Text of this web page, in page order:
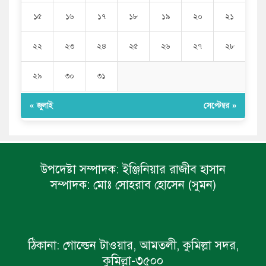
১৫ ১৬ ১৭ ১৮ ১৯ ২০ ২১
২২ ২৩ ২৪ ২৫ ২৬ ২৭ ২৮
২৯ ৩০ ৩১
« জুলাই সেপ্টেম্বর »
উপদেষ্টা সম্পাদক: ইঞ্জিনিয়ার রাজীব হাসান
সম্পাদক: মোঃ সোহরাব হোসেন (সুমন)
ঠিকানা: গোল্ডেন টাওয়ার, আমতলী, কুমিল্লা সদর,
কুমিল্লা-৩৫০০